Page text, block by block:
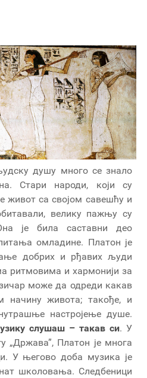
душу много се знало
Стари народи, који су
живот са својом савешћу и
велику пажњу су
је била саставни део
омладине. Платон је
добрих и рђавих људи
ритмовима и хармонији за
може да одреди какав
начину живота; такође, и
настројење душе.
слушаш – такав си. У
„Држава”, Платон је многа
У његово доба музика је
школовања. Следбеници